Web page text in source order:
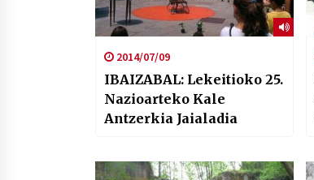
2014/07/09
IBAIZABAL: Lekeitioko 25.
Nazioarteko Kale
Antzerkia Jaialadia